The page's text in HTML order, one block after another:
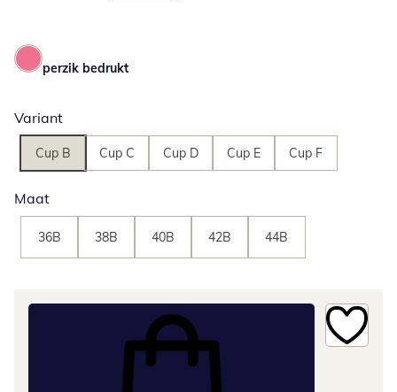
perzik bedrukt
Variant
Cup B Cup C Cup D Cup E Cup F
Maat
36B 38B 40B 42B 44B